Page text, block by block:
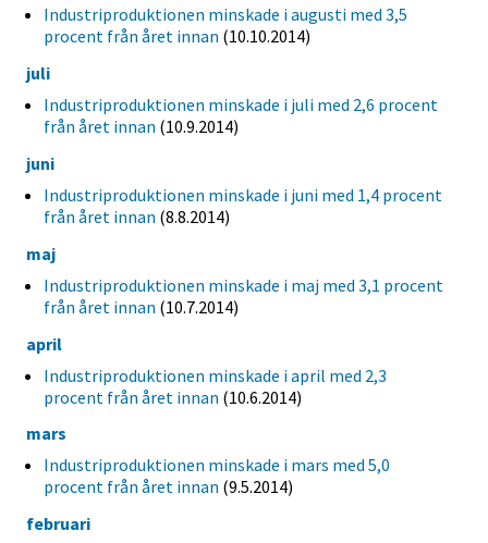
Industriproduktionen minskade i augusti med 3,5
procent från året innan (10.10.2014)
juli
Industriproduktionen minskade i juli med 2,6 procent
från året innan (10.9.2014)
juni
Industriproduktionen minskade i juni med 1,4 procent
från året innan (8.8.2014)
maj
Industriproduktionen minskade i maj med 3,1 procent
från året innan (10.7.2014)
april
Industriproduktionen minskade i april med 2,3
procent från året innan (10.6.2014)
mars
Industriproduktionen minskade i mars med 5,0
procent från året innan (9.5.2014)
februari